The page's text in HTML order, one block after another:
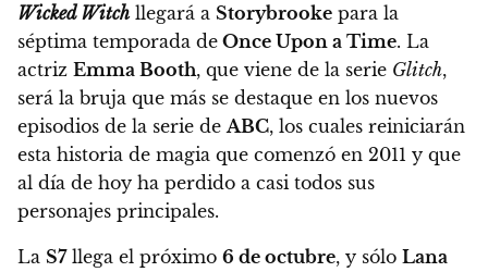
Wicked Witchllegará a Storybrooke para la
séptima temporada de Once Upon a Time. La
actriz Emma Booth, que viene de la serie Glitch,
será la bruja que más se destaque en los nuevos
episodios de la serie de ABC, los cuales reiniciarán
esta historia de magia que comenzó en 2011 y que
al día de hoy ha perdido a casi todos sus
personajes principales.
La S7llega el próximo 6 de octubre, y sólo Lana